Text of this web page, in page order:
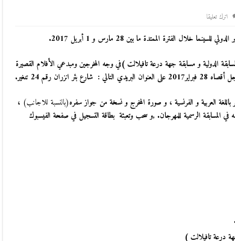
اترك تعليقا
الفترة الممتدة ما بين 28 مارس و 1 أبريل 2017.
الدولية و مسابقة جهة درعة تافيلالت )في وجه المخرجين ومبدعي الأفلام القصيرة
بئر انزران رقم
24تنغير.
العربية و الفرنسية ، و صورة المخرج و نسخة من جواز سفره(بالنسبة للاجانب) ،
المسابقة الرسمية للمهرجان. ,و سحب وتعبئة بطاقة التسجيل في صفحة الفيسبوك
درعة تافيلالت )